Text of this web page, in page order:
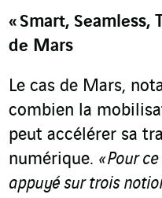
« Smart, Seamless,
de Mars
Le cas de Mars,
combien la
peut accélérer sa
numérique. « Pour
appuyé sur trois